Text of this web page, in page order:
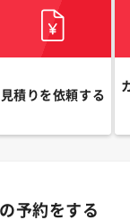
見積りを依頼する
予約をする